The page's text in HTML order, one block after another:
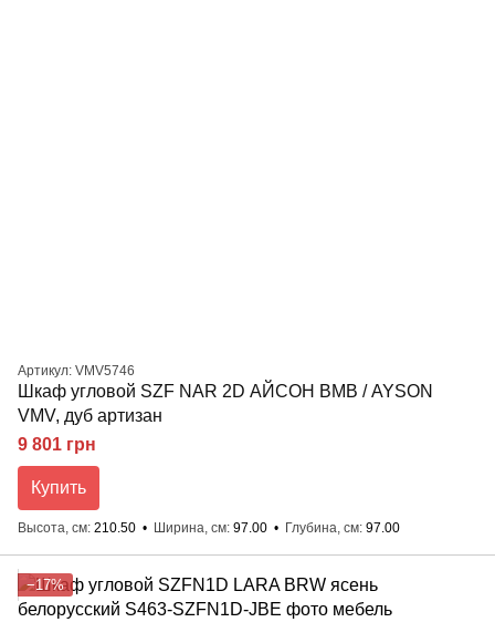
Артикул: VMV5746
Шкаф угловой SZF NAR 2D АЙСОН ВМВ / AYSON
VMV, дуб артизан
9 801 грн
Купить
Высота, см 210.50 Ширина, см 97.00 Глубина, см 97.00
−17%